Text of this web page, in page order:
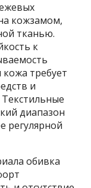
кожзамом,
тканью.
к
кожа требует
и
диапазон
регулярной
обивка